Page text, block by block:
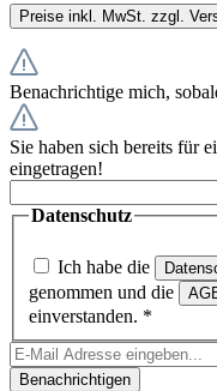
Preise inkl. MwSt. zzgl.
Benachrichtige mich,
Sie haben sich bereits für
eingetragen!
Datenschutz
Ich habe die
genommen und die
einverstanden. *
Benachrichtigen